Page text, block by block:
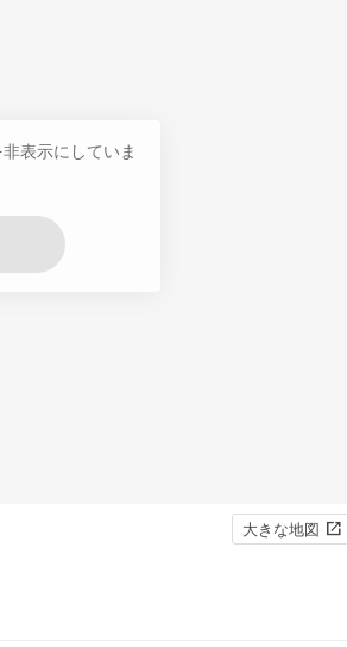
表示にしていま
大きな地図